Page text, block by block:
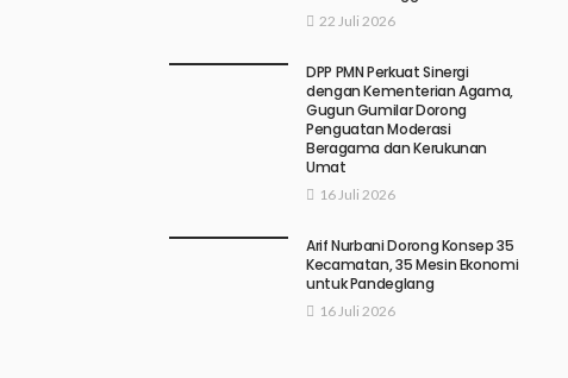
22 Juli 2026
DPP PMN Perkuat Sinergi
dengan Kementerian Agama,
Gugun Gumilar Dorong
Penguatan Moderasi
Beragama dan Kerukunan
Umat
16 Juli 2026
Arif Nurbani Dorong Konsep 35
Kecamatan, 35 Mesin Ekonomi
untuk Pandeglang
16 Juli 2026